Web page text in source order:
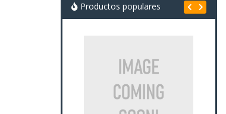
Productos populares